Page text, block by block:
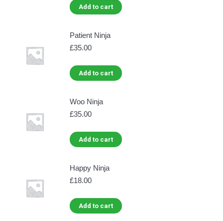
Add to cart
Patient Ninja
£35.00
Add to cart
Woo Ninja
£35.00
Add to cart
Happy Ninja
£18.00
Add to cart